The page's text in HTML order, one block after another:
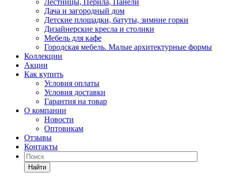
Лестницы, Перила, Панели
Дача и загородный дом
Детские площадки, батуты, зимние горки
Дизайнерские кресла и столики
Мебель для кафе
Городская мебель. Малые архитектурные формы
Коллекции
Акции
Как купить
Условия оплаты
Условия доставки
Гарантия на товар
О компании
Новости
Оптовикам
Отзывы
Контакты
Найти